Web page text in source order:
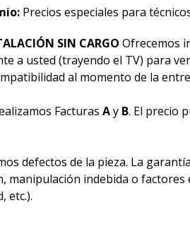
Precios especiales para
SIN CARGO Ofrecemos
a usted (trayendo el TV) para
al momento de la
Facturas Ay B. El precio
defectos de la pieza. La garantía
manipulación indebida o
etc.).